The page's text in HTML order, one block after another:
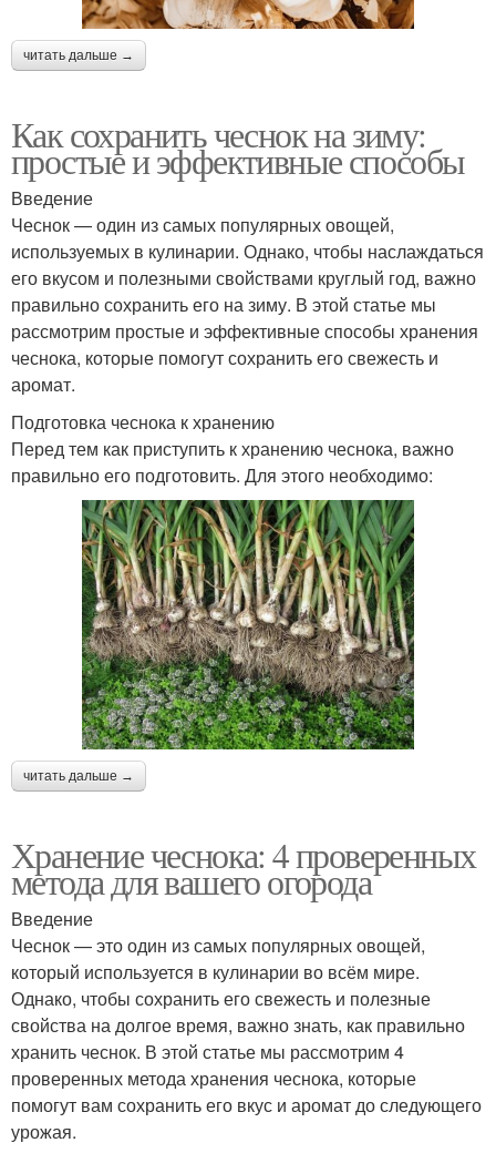
читать дальше →
Как сохранить чеснок на зиму:
простые и эффективные способы
Введение
Чеснок — один из самых популярных овощей,
используемых в кулинарии. Однако, чтобы наслаждаться
его вкусом и полезными свойствами круглый год, важно
правильно сохранить его на зиму. В этой статье мы
рассмотрим простые и эффективные способы хранения
чеснока, которые помогут сохранить его свежесть и
аромат.
Подготовка чеснока к хранению
Перед тем как приступить к хранению чеснока, важно
правильно его подготовить. Для этого необходимо:
читать дальше →
Хранение чеснока: 4 проверенных
метода для вашего огорода
Введение
Чеснок — это один из самых популярных овощей,
который используется в кулинарии во всём мире.
Однако, чтобы сохранить его свежесть и полезные
свойства на долгое время, важно знать, как правильно
хранить чеснок. В этой статье мы рассмотрим 4
проверенных метода хранения чеснока, которые
помогут вам сохранить его вкус и аромат до следующего
урожая.